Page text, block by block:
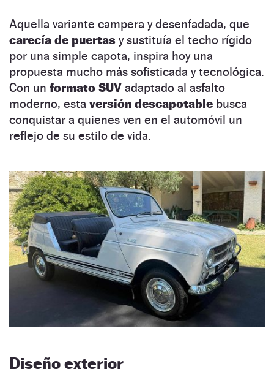
Aquella variante campera y desenfadada, que
carecía de puertas y sustituía el techo rígido
por una simple capota, inspira hoy una
propuesta mucho más sofisticada y tecnológica.
Con un formato SUV adaptado al asfalto
moderno, esta versión descapotable busca
conquistar a quienes ven en el automóvil un
reflejo de su estilo de vida.
Diseño exterior